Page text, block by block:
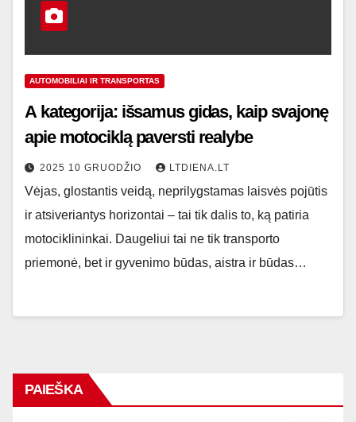
AUTOMOBILIAI IR TRANSPORTAS
A kategorija: išsamus gidas, kaip svajonę
apie motociklą paversti realybe
2025 10 GRUODŽIO LTDIENA.LT
Vėjas, glostantis veidą, neprilygstamas laisvės pojūtis
ir atsiveriantys horizontai – tai tik dalis to, ką patiria
motociklininkai. Daugeliui tai ne tik transporto
priemonė, bet ir gyvenimo būdas, aistra ir būdas…
PAIEŠKA